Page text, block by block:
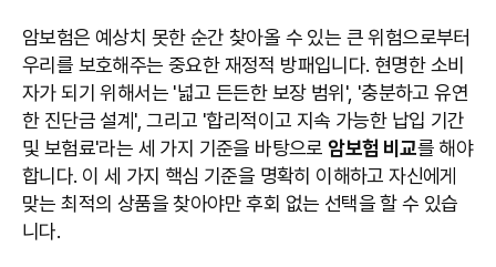
암보험은 예상치 못한 순간 찾아올 수 있는 큰 위험으로부터
우리를 보호해주는 중요한 재정적 방패입니다. 현명한 소비
자가 되기 위해서는 '넓고 든든한 보장 범위', '충분하고 유연
한 진단금 설계', 그리고 '합리적이고 지속 가능한 납입 기간
및 보험료'라는 세 가지 기준을 바탕으로암보험 비교를 해야
합니다. 이 세 가지 핵심 기준을 명확히 이해하고 자신에게
맞는 최적의 상품을 찾아야만 후회 없는 선택을 할 수 있습
니다.